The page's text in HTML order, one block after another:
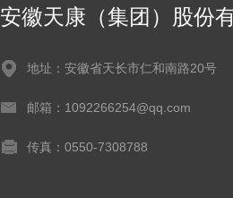
安徽天康（集团）股份
地址：安徽省天长市仁和南路20号
邮箱：1092266254@qq.com
传真：0550-7308788